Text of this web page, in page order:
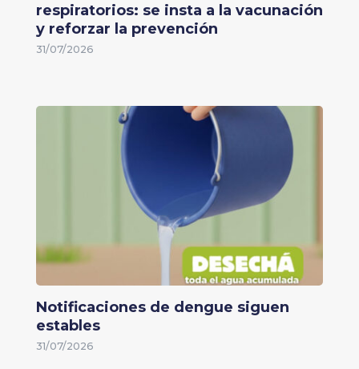
respiratorios: se insta a la vacunación
y reforzar la prevención
31/07/2026
Notificaciones de dengue siguen
estables
31/07/2026